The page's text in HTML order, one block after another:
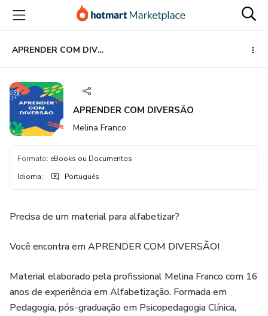
para
conteúdo
principal
para
pagamento
para
rodapé
APRENDER COM DIVERSÃO
APRENDER COM DIVERSÃO
Melina Franco
Formato: eBooks ou Documentos
Idioma: Português
Precisa de um material para alfabetizar?
Você encontra em APRENDER COM DIVERSÃO!
Material elaborado pela profissional Melina Franco com 16
anos de experiência em Alfabetização. Formada em
Pedagogia, pós-graduação em Psicopedagogia Clínica,